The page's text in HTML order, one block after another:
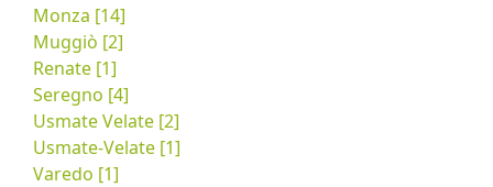
Monza [14]
Muggiò [2]
Renate [1]
Seregno [4]
Usmate Velate [2]
Usmate-Velate [1]
Varedo [1]